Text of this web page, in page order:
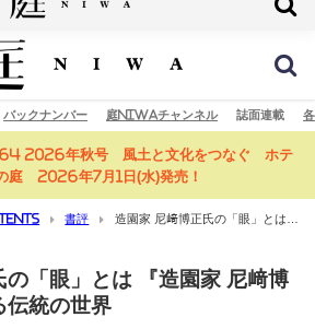
庭の未来へ
バックナンバー 庭NIWAチャンネル 誌面連載
2026年秋号 風土と文化をつなぐ ホテ
庭 2026年7月1日(水)発売！
書評
造園家 尼﨑博正氏の「眼」とは
の「眼」とは 『造園家 尼﨑博
伝統の世界